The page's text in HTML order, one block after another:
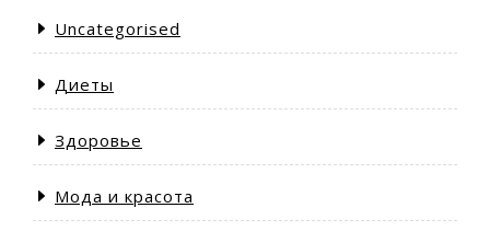
Uncategorised
Диеты
Здоровье
Мода и красота